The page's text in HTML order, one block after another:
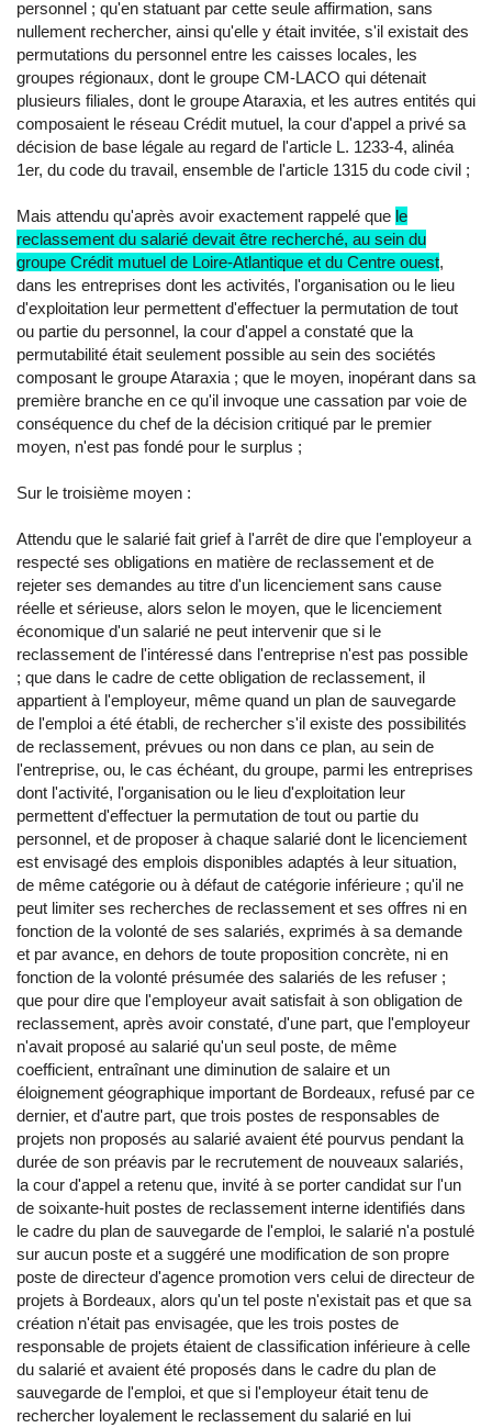
personnel ; qu'en statuant par cette seule affirmation, sans
nullement rechercher, ainsi qu'elle y était invitée, s'il existait des
permutations du personnel entre les caisses locales, les
groupes régionaux, dont le groupe CM-LACO qui détenait
plusieurs filiales, dont le groupe Ataraxia, et les autres entités qui
composaient le réseau Crédit mutuel, la cour d'appel a privé sa
décision de base légale au regard de l'article L. 1233-4, alinéa
1er, du code du travail, ensemble de l'article 1315 du code civil ;
Mais attendu qu'après avoir exactement rappelé que le
reclassement du salarié devait être recherché, au sein du
groupe Crédit mutuel de Loire-Atlantique et du Centre ouest,
dans les entreprises dont les activités, l'organisation ou le lieu
d'exploitation leur permettent d'effectuer la permutation de tout
ou partie du personnel, la cour d'appel a constaté que la
permutabilité était seulement possible au sein des sociétés
composant le groupe Ataraxia ; que le moyen, inopérant dans sa
première branche en ce qu'il invoque une cassation par voie de
conséquence du chef de la décision critiqué par le premier
moyen, n'est pas fondé pour le surplus ;
Sur le troisième moyen :
Attendu que le salarié fait grief à l'arrêt de dire que l'employeur a
respecté ses obligations en matière de reclassement et de
rejeter ses demandes au titre d'un licenciement sans cause
réelle et sérieuse, alors selon le moyen, que le licenciement
économique d'un salarié ne peut intervenir que si le
reclassement de l'intéressé dans l'entreprise n'est pas possible
; que dans le cadre de cette obligation de reclassement, il
appartient à l'employeur, même quand un plan de sauvegarde
de l'emploi a été établi, de rechercher s'il existe des possibilités
de reclassement, prévues ou non dans ce plan, au sein de
l'entreprise, ou, le cas échéant, du groupe, parmi les entreprises
dont l'activité, l'organisation ou le lieu d'exploitation leur
permettent d'effectuer la permutation de tout ou partie du
personnel, et de proposer à chaque salarié dont le licenciement
est envisagé des emplois disponibles adaptés à leur situation,
de même catégorie ou à défaut de catégorie inférieure ; qu'il ne
peut limiter ses recherches de reclassement et ses offres ni en
fonction de la volonté de ses salariés, exprimés à sa demande
et par avance, en dehors de toute proposition concrète, ni en
fonction de la volonté présumée des salariés de les refuser ;
que pour dire que l'employeur avait satisfait à son obligation de
reclassement, après avoir constaté, d'une part, que l'employeur
n'avait proposé au salarié qu'un seul poste, de même
coefficient, entraînant une diminution de salaire et un
éloignement géographique important de Bordeaux, refusé par ce
dernier, et d'autre part, que trois postes de responsables de
projets non proposés au salarié avaient été pourvus pendant la
durée de son préavis par le recrutement de nouveaux salariés,
la cour d'appel a retenu que, invité à se porter candidat sur l'un
de soixante-huit postes de reclassement interne identifiés dans
le cadre du plan de sauvegarde de l'emploi, le salarié n'a postulé
sur aucun poste et a suggéré une modification de son propre
poste de directeur d'agence promotion vers celui de directeur de
projets à Bordeaux, alors qu'un tel poste n'existait pas et que sa
création n'était pas envisagée, que les trois postes de
responsable de projets étaient de classification inférieure à celle
du salarié et avaient été proposés dans le cadre du plan de
sauvegarde de l'emploi, et que si l'employeur était tenu de
rechercher loyalement le reclassement du salarié en lui